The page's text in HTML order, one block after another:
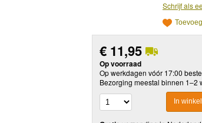
Schrijf als
€ 11,95
Op voorraad
Op werkdagen vóór 17:00
Bezorging meestal binnen 1–2
In